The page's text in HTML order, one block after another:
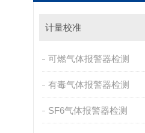
计量校准
可燃气体报警器检测
有毒气体报警器检测
SF6气体报警器检测